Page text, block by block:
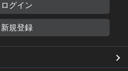
ログイン
新規登録